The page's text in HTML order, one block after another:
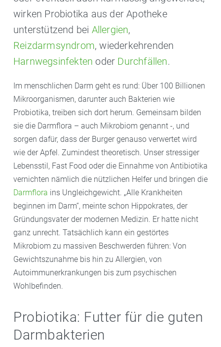
wirken Probiotika aus der Apotheke
unterstützend bei Allergien,
Reizdarmsyndrom, wiederkehrenden
Harnwegsinfekten oder Durchfällen.
Im menschlichen Darm geht es rund: Über 100 Billionen
Mikroorganismen, darunter auch Bakterien wie
Probiotika, treiben sich dort herum. Gemeinsam bilden
sie die Darmflora – auch Mikrobiom genannt -, und
sorgen dafür, dass der Burger genauso verwertet wird
wie der Apfel. Zumindest theoretisch. Unser stressiger
Lebensstil, Fast Food oder die Einnahme von Antibiotika
vernichten nämlich die nützlichen Helfer und bringen die
Darmflora ins Ungleichgewicht. „Alle Krankheiten
beginnen im Darm“, meinte schon Hippokrates, der
Gründungsvater der modernen Medizin. Er hatte nicht
ganz unrecht. Tatsächlich kann ein gestörtes
Mikrobiom zu massiven Beschwerden führen: Von
Gewichtszunahme bis hin zu Allergien, von
Autoimmunerkrankungen bis zum psychischen
Wohlbefinden.
Probiotika: Futter für die guten
Darmbakterien